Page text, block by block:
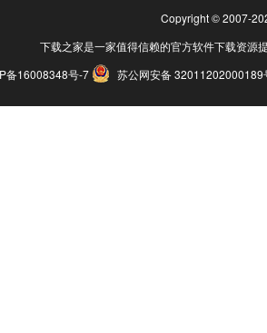
Copyright © 2007-
下载之家是一家值得信赖的官方软件下载资源
备16008348号-7
苏公网安备